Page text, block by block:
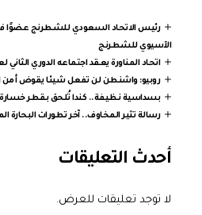
رئيس الاتحاد السعودي للشطرنج عضوًا في
الآسيوي للشطرنج
اتحاد المناورة يعقد اجتماعه الدوري الثاني لعام
روبيو: واشنطن لن تفعل شيئا يقوض أمن
بسداسية نظيفة.. كندا تُلحق بقطر خسارة
رسالة تثير المخاوف.. آخر تطورات البحارة
أحدث التعليقات
لا توجد تعليقات للعرض.